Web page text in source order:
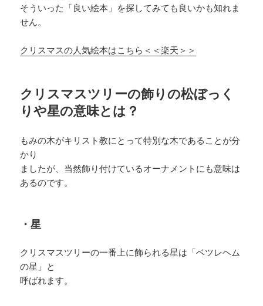
そういった「良い絵本」を探してみても良いかも知れま
せん。
クリスマスの人気絵本はこちら＜＜楽天＞＞
クリスマスツリーの飾りの松ぼっく
りや星の意味とは？
もみの木がキリスト教にとって特別な木であることが分
かり
ましたが、当然飾り付けているオーナメントにも意味は
あるのです。
・星
クリスマスツリーの一番上に飾られる星は「ベツレヘム
の星」と
呼ばれます。